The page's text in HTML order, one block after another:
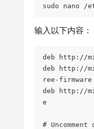
sudo nano
输入以下内容：
deb http://
deb http://
ree-firmware
deb http://
e
#